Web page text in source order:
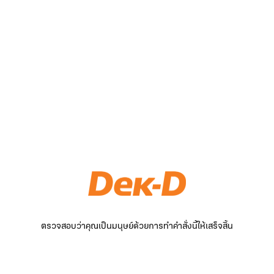
ตรวจสอบว่าคุณเป็นมนุษย์ด้วยการทำคำสั่งนี้ให้เสร็จสิ้น